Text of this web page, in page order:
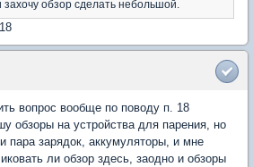
обзор сделать небольшой.
вопрос вообще по поводу п. 18
обзоры на устройства для парения, но
пара зарядок, аккумуляторы, и мне
ли обзор здесь, заодно и обзоры